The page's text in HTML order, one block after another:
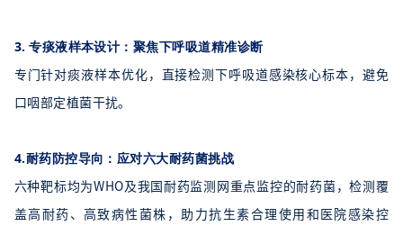
3. 专痰液样本设计：聚焦下呼吸道精准诊断
专门针对痰液样本优化，直接检测下呼吸道感染核心标本，避免
口咽部定植菌干扰。
4.耐药防控导向：应对六大耐药菌挑战
六种靶标均为WHO及我国耐药监测网重点监控的耐药菌，检测覆
盖高耐药、高致病性菌株，助力抗生素合理使用和医院感染控